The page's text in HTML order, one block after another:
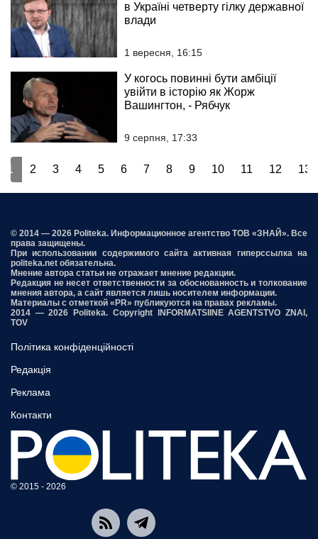
в Україні четверту гілку державної
влади
1 вересня, 16:15
У когось повинні бути амбіції
увійти в історію як Жорж
Вашингтон, - Рябчук
9 серпня, 17:33
1 2 3 4 5 6 7 8 9 10 11 12 13
© 2014 — 2026 Politeka. Информационное агентство ТОВ «ЗНАЙ». Все
права защищены.
При использовании содержимого сайта активная гиперссылка на
politeka.net обязательна.
Мнение автора статьи не отражает мнение редакции.
Редакция не несет ответственности за обоснованность и толкование
мнения автора, а сайт является лишь носителем информации.
Материалы с отметкой «PR» публикуются на правах рекламы.
2014 — 2026 Politeka. Copyright INFORMATSIINE AGENTSTVO ZNAI,
TOV
Політика конфіденційності
Редакція
Реклама
Контакти
© 2015 - 2026